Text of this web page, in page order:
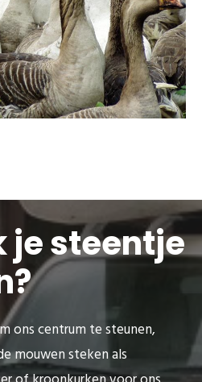
je steentje
ons centrum te steunen,
mouwen steken als